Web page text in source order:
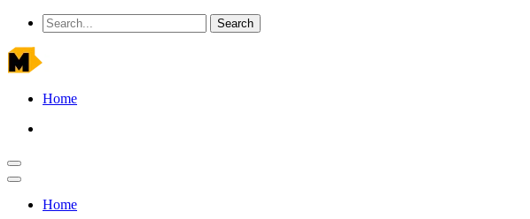
Home
Home